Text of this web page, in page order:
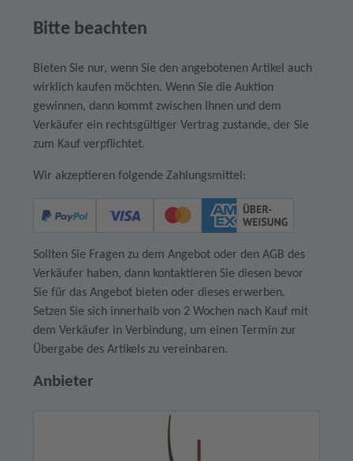
Bitte beachten
Bieten Sie nur, wenn Sie den angebotenen Artikel auch
wirklich kaufen möchten. Wenn Sie die Auktion
gewinnen, dann kommt zwischen Ihnen und dem
Verkäufer ein rechtsgültiger Vertrag zustande, der Sie
zum Kauf verpflichtet.
Wir akzeptieren folgende Zahlungsmittel:
Sollten Sie Fragen zu dem Angebot oder den AGB des
Verkäufer haben, dann kontaktieren Sie diesen bevor
Sie für das Angebot bieten oder dieses erwerben.
Setzen Sie sich innerhalb von 2 Wochen nach Kauf mit
dem Verkäufer in Verbindung, um einen Termin zur
Übergabe des Artikels zu vereinbaren.
Anbieter